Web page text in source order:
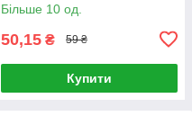
Більше 10 од.
50,15 ₴ 59 ₴
Купити